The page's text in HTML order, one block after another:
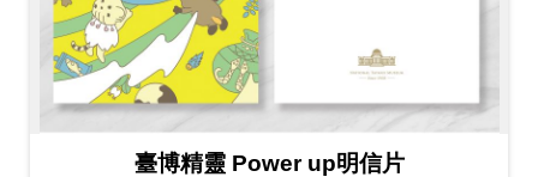
臺博精靈 Power up明信片